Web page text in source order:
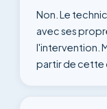
Non. Le
avec ses
l'intervention.
partir de cette